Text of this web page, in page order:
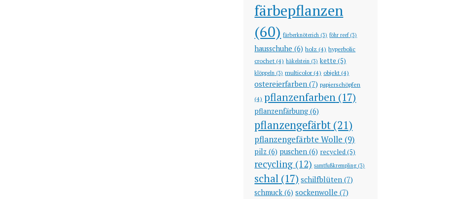
färbepflanzen
(60) färberknöterich (3) föhr reef(3)
hausschuhe (6) holz (4) hyperbolic
crochet(4) häkelstein (3) kette (5)
klöppeln (3) multicolor(4) objekt(4)
ostereierfarben (7) papierschöpfen
(4) pflanzenfarben (17)
pflanzenfärbung (6)
pflanzengefärbt (21)
pflanzengefärbte Wolle (9)
pilz (6) puschen (6) recycled(5)
recycling (12) samtfußkrempling(3)
schal (17) schilfblüten (7)
schmuck (6) sockenwolle (7)